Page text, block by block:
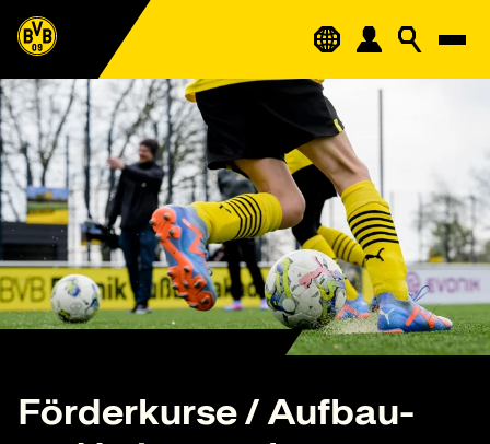
Förderkurse / Aufbau-